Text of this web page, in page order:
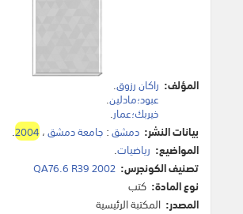
المؤلف: راكان رزوق.
عبود؛مادلين.
خيربك؛عمار.
بيانات النشر: دمشق: جامعة دمشق،2004
.
المواضيع: رياضيات.
تصنيف الكونجرس: QA76.6 R39 2002
نوع المادة: كتب
المصدر: المكتبة الرئيسية